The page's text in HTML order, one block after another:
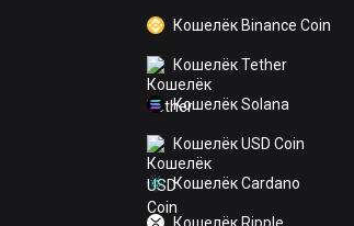
Кошелёк Binance Coin
Кошелёк Tether
Кошелёк Solana
Кошелёк USD Coin
Кошелёк Cardano